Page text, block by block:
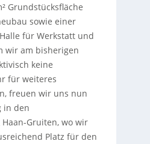
Grundstücksfläche
sowie einer
für Werkstatt und
wir am bisherigen
keine
für weiteres
freuen wir uns nun
in den
Gruiten, wo wir
Platz für den